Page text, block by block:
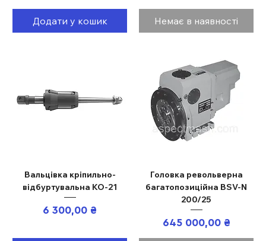
Додати у кошик Немає в наявності
Вальцівка кріпильно-
відбуртувальна КО-21
Ціна
6 300,00 ₴
Головка револьверна
багатопозиційна BSV-N
200/25
Ціна
645 000,00 ₴